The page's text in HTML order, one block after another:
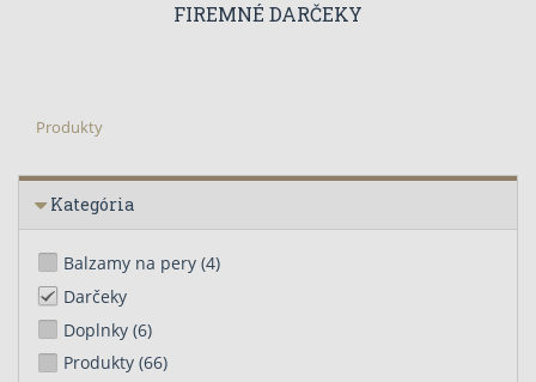
FIREMNÉ DARČEKY
Produkty
Kategória
Balzamy na pery (4)
Darčeky
Doplnky (6)
Produkty (66)